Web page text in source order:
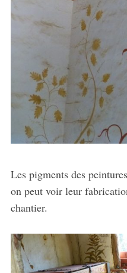
Les pigments des
on peut voir leur
chantier.